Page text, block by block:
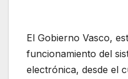
El Gobierno Vasco,
funcionamiento del
electrónica, desde el